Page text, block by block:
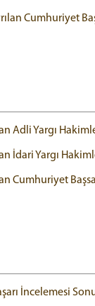
Cumhuriyet
Adli Yargı
İdari Yargı
Cumhuriyet
İncelemesi